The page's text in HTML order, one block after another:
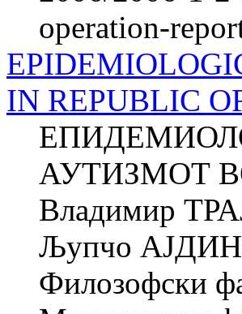
operation-
IN REPUBLIC
АУТИЗМОТ
Владимир
Љупчо
Филозофски